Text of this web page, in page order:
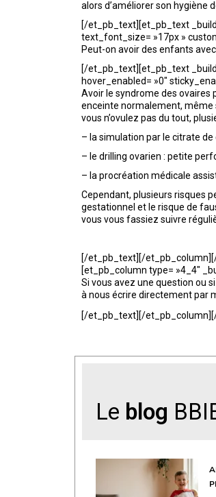
alors d’améliorer son hygiène
[/et_pb_text][et_pb_text
text_font_size= »17px »
Peut-on avoir des enfants
[/et_pb_text][et_pb_text
hover_enabled= »0″
Avoir le syndrome des
enceinte normalement, même
vous n’ovulez pas du tout,
– la simulation par le citrate
– le drilling ovarien : petite
– la procréation médicale
Cependant, plusieurs risques
gestationnel et le risque de
vous vous fassiez suivre
[/et_pb_text][/et_pb_column][/
[et_pb_column type= »4_4″
Si vous avez une question ou
à nous écrire directement par
[/et_pb_text][/
Le blog